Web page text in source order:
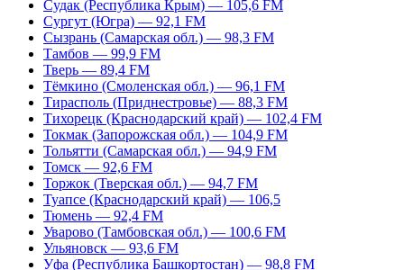
Судак (Республика Крым) — 105,6 FM
Сургут (Югра) — 92,1 FM
Сызрань (Самарская обл.) — 98,3 FM
Тамбов — 99,9 FM
Тверь — 89,4 FM
Тёмкино (Смоленская обл.) — 96,1 FM
Тирасполь (Приднестровье) — 88,3 FM
Тихорецк (Краснодарский край) — 102,4 FM
Токмак (Запорожская обл.) — 104,9 FM
Тольятти (Самарская обл.) — 94,9 FM
Томск — 92,6 FM
Торжок (Тверская обл.) — 94,7 FM
Туапсе (Краснодарский край) — 106,5
Тюмень — 92,4 FM
Уварово (Тамбовская обл.) — 100,6 FM
Ульяновск — 93,6 FM
Уфа (Республика Башкортостан) — 98,8 FM